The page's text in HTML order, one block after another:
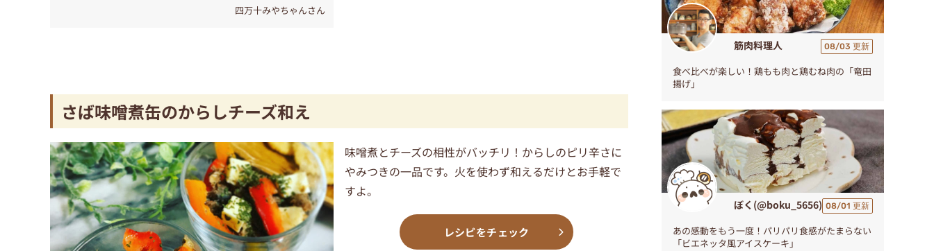
四万十みやちゃんさん
さば味噌煮缶のからしチーズ和え
味噌煮とチーズの相性がバッチリ！からしのピリ辛さに
やみつきの一品です。火を使わず和えるだけとお手軽で
すよ。
レシピをチェック
筋肉料理人 08/03 更新
食べ比べが楽しい！鶏もも肉と鶏むね肉の「竜田
揚げ」
ぼく(@boku_5656) 08/01 更新
あの感動をもう一度！パリパリ食感がたまらない
「ビエネッタ風アイスケーキ」